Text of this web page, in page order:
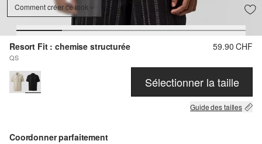
Comment créer ce look
Resort Fit : chemise structurée
QS
59.90 CHF
Sélectionner la taille
Guide des tailles
Coordonner parfaitement